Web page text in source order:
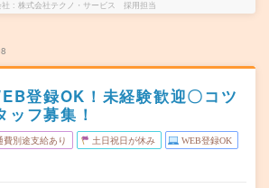
株式会社テクノ・サービス 採用担当
登録OK！未経験歓迎〇コツ
ッフ募集！
費別途支給あり 土日祝日が休み WEB登録OK